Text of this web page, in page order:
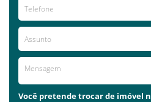
Você pretende trocar de imóvel